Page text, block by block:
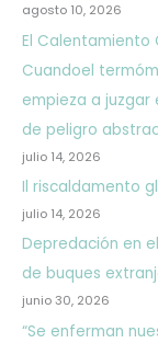
agosto 10, 2026
El Calentamiento
Cuandoel
empieza a
de peligro
julio 14, 2026
Il riscaldamento
julio 14, 2026
Depredación en
de buques
junio 30, 2026
“Se enferman